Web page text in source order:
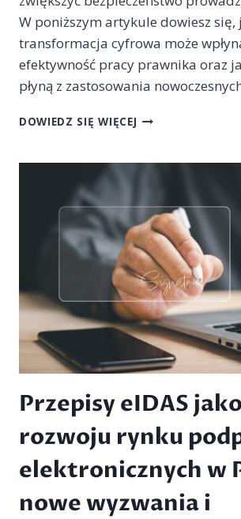
W poniższym artykule dowiesz się,
transformacja cyfrowa może
efektywność pracy prawnika oraz
płyną z zastosowania
DOWIEDZ SIĘ WIĘCEJ CYFRYZACJA
Z
ZAUFANIA
–
JAK
OSZCZĘDZAĆ
CZAS
I
ZWIĘKSZAĆ
Przepisy eIDAS
rozwoju rynku
elektronicznych w
nowe wyzwania i